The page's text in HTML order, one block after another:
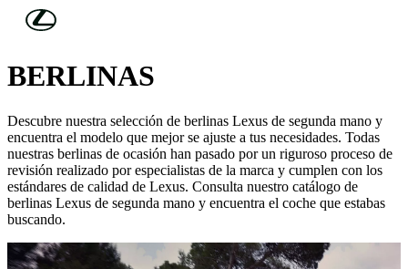
Skip to Main Content
LEXUS SEMINUEVOS SELECT
BERLINAS
Descubre nuestra selección de berlinas Lexus de segunda mano y
encuentra el modelo que mejor se ajuste a tus necesidades. Todas
nuestras berlinas de ocasión han pasado por un riguroso proceso de
revisión realizado por especialistas de la marca y cumplen con los
estándares de calidad de Lexus. Consulta nuestro catálogo de
berlinas Lexus de segunda mano y encuentra el coche que estabas
buscando.